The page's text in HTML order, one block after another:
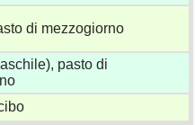
di mezzogiorno
pasto di